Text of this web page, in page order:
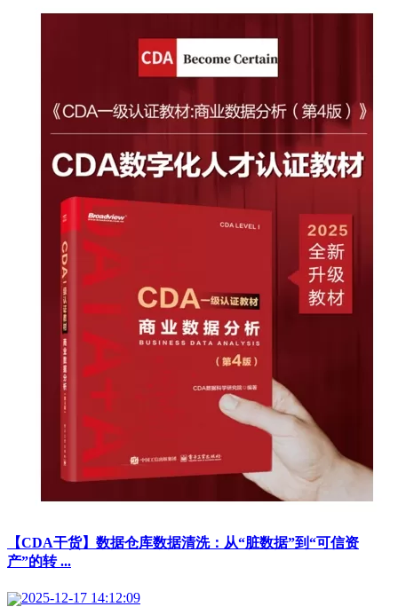
【CDA干货】数据仓库数据清洗：从“脏数据”到“可信资
产”的转 ...
2025-12-17 14:12:09